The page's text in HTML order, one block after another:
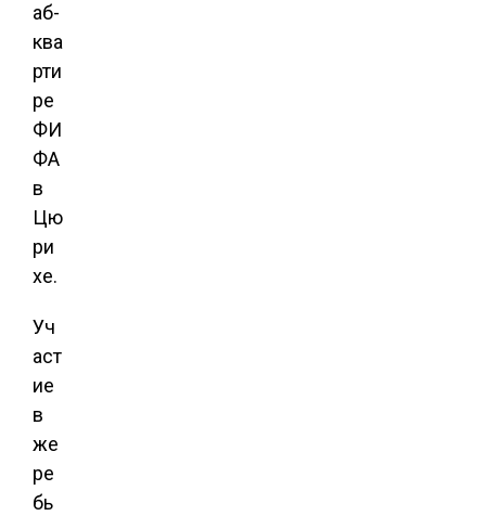
аб-
ква
рти
ре
ФИ
ФА
в
Цю
ри
хе.
Уч
аст
ие
в
же
ре
бь